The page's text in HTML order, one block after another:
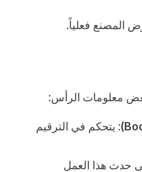
المصنع فعلياً.
بعض معلومات الرأس:
: يتحكم في الترقيم
حدث هذا العمل